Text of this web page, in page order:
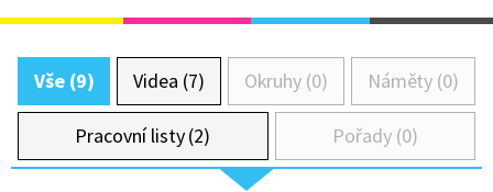
Vše (9) Videa (7) Okruhy (0) Náměty (0)
Pracovní listy (2) Pořady (0)